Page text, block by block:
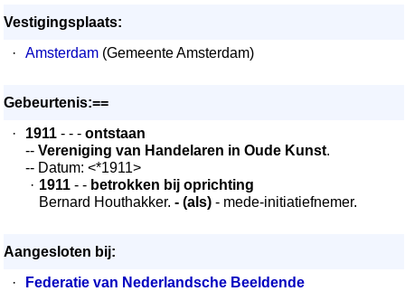
Vestigingsplaats:
·
Amsterdam (Gemeente Amsterdam)
Gebeurtenis:==
·
1911 - - - ontstaan
-- Vereniging van Handelaren in Oude Kunst.
-- Datum: <*1911>
· 1911 - - betrokken bij oprichting
Bernard Houthakker. - (als) - mede-initiatiefnemer.
Aangesloten bij:
·
Federatie van Nederlandsche Beeldende